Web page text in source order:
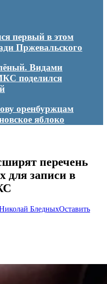
первый в этом
Пржевальского
Видами
поделился
оренбуржцам
яблоко
перечень
для записи в
БледныхОставить